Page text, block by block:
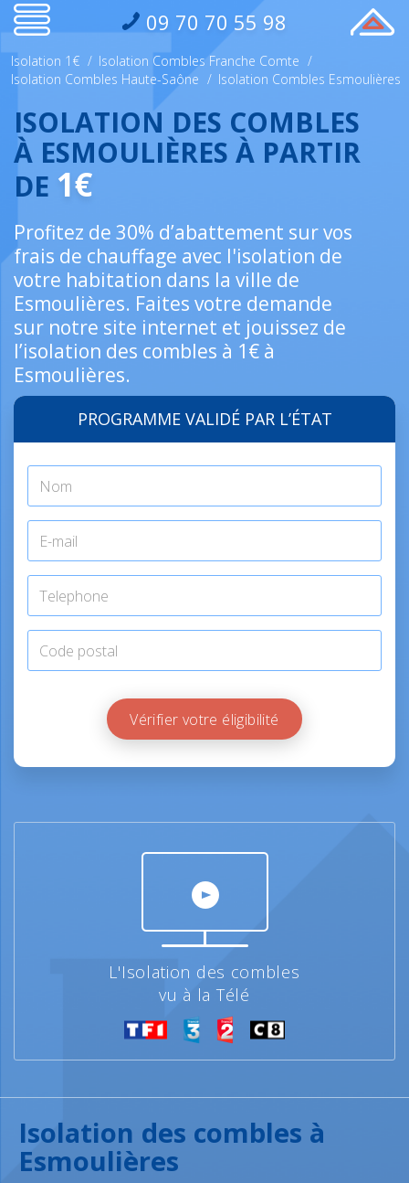
09 70 70 55 98
Isolation 1€ / Isolation Combles Franche Comte /
Isolation Combles Haute-Saône / Isolation Combles Esmoulières
ISOLATION DES COMBLES
À ESMOULIÈRES À PARTIR
DE 1€
Profitez de 30% d’abattement sur vos
frais de chauffage avec l'isolation de
votre habitation dans la ville de
Esmoulières. Faites votre demande
sur notre site internet et jouissez de
l’isolation des combles à 1€ à
Esmoulières.
PROGRAMME VALIDÉ PAR L’ÉTAT
Vérifier votre éligibilité
L'Isolation des combles
vu à la Télé
Isolation des combles à
Esmoulières